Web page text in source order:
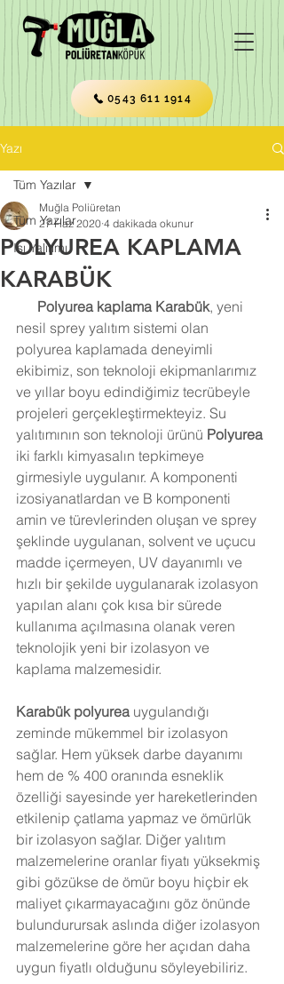
0543 611 1914
Yazı
Tüm Yazılar
Isı Yalıtımı
Tüm Yazılar
POLYUREA KAPLAMA
KARABÜK
Muğla Poliüretan
27 Haz 2020 4 dakikada okunur
Polyurea kaplama Karabük, yeni
nesil sprey yalıtım sistemi olan
polyurea kaplamada deneyimli
ekibimiz, son teknoloji ekipmanlarımız
ve yıllar boyu edindiğimiz tecrübeyle
projeleri gerçekleştirmekteyiz. Su
yalıtımının son teknoloji ürünü Polyurea
iki farklı kimyasalın tepkimeye
girmesiyle uygulanır. A komponenti
izosiyanatlardan ve B komponenti
amin ve türevlerinden oluşan ve sprey
şeklinde uygulanan, solvent ve uçucu
madde içermeyen, UV dayanımlı ve
hızlı bir şekilde uygulanarak izolasyon
yapılan alanı çok kısa bir sürede
kullanıma açılmasına olanak veren
teknolojik yeni bir izolasyon ve
kaplama malzemesidir.
Karabük polyurea uygulandığı
zeminde mükemmel bir izolasyon
sağlar. Hem yüksek darbe dayanımı
hem de % 400 oranında esneklik
özelliği sayesinde yer hareketlerinden
etkilenip çatlama yapmaz ve ömürlük
bir izolasyon sağlar. Diğer yalıtım
malzemelerine oranlar fiyatı yüksekmiş
gibi gözükse de ömür boyu hiçbir ek
maliyet çıkarmayacağını göz önünde
bulundurursak aslında diğer izolasyon
malzemelerine göre her açıdan daha
uygun fiyatlı olduğunu söyleyebiliriz.